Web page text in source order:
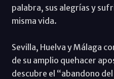
palabra, sus alegrías y
misma vida.
Sevilla, Huelva y Málaga
de su amplio quehacer
descubre el “abandono